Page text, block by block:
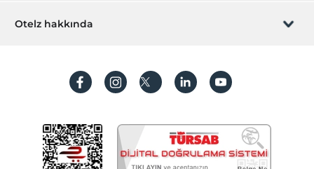
Sıkça sorulan sorular
İşlem rehberi
Hesap oluştur
Hemen tesisinizi ekleyin
Otelz hakkında
Koşullar ve şartlar